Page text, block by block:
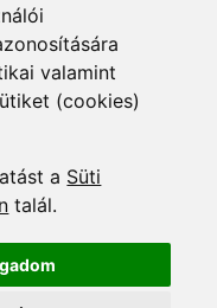
valamint
(cookies)
a Süti
talál.